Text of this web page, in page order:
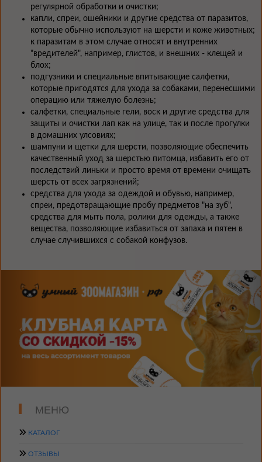
регулярной обработки и очистки;
капли, спреи, ошейники и другие средства от паразитов,
которые обычно используют на шерсти и коже животных;
к паразитам в этом случае относят и внутренних
"вредителей", например, глистов, и внешних - клещей и
блох;
подгузники и специальные впитывающие салфетки,
которые пригодятся для ухода за собаками, перенесшими
операцию или тяжелую болезнь;
салфетки, специальные гели, воск и другие средства для
защиты и очистки лап как на улице, так и после прогулки
в домашних улсовиях;
шампуни и щетки для шерсти, позволяющие обеспечить
качественный уход за шерстью питомца, избавить его от
последствий линьки и просто время от времени очищать
шерсть от всех загрязнений;
средства для ухода за одеждой и обувью, например,
спреи, предотвращающие пробу предметов "на зуб",
средства для мыть пола, ролики для одежды, а также
вещества, позволяющие избавиться от запаха и пятен в
случае случившихся с собакой конфузов.
МЕНЮ
КАТАЛОГ
ОТЗЫВЫ